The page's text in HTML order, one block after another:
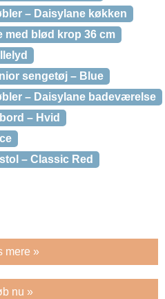
– Daisylane køkken
med blød krop 36 cm
sengetøj – Blue
– Daisylane badeværelse
– Hvid
– Classic Red
mere »
nu »